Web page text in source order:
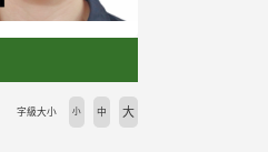
字級大小 小 中 大